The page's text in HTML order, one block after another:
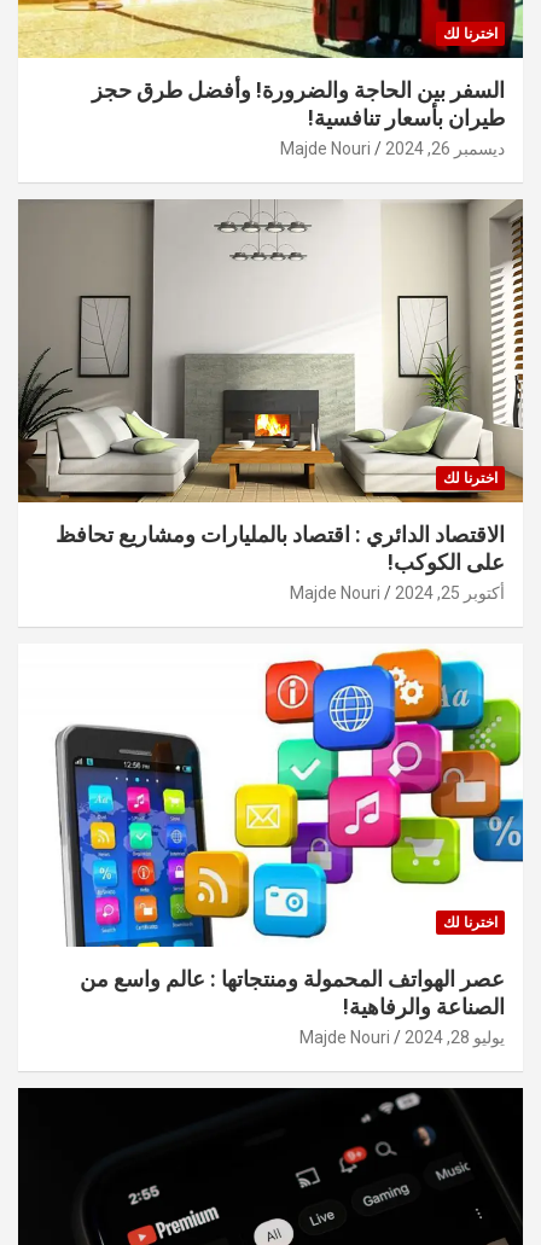
اخترنا لك
السفر بين الحاجة والضرورة! وأفضل طرق حجز
طيران بأسعار تنافسية!
ديسمبر 26, 2024 Majde Nouri
اخترنا لك
الاقتصاد الدائري : اقتصاد بالمليارات ومشاريع تحافظ
على الكوكب!
أكتوبر 25, 2024 Majde Nouri
اخترنا لك
عصر الهواتف المحمولة ومنتجاتها : عالم واسع من
الصناعة والرفاهية!
يوليو 28, 2024 Majde Nouri